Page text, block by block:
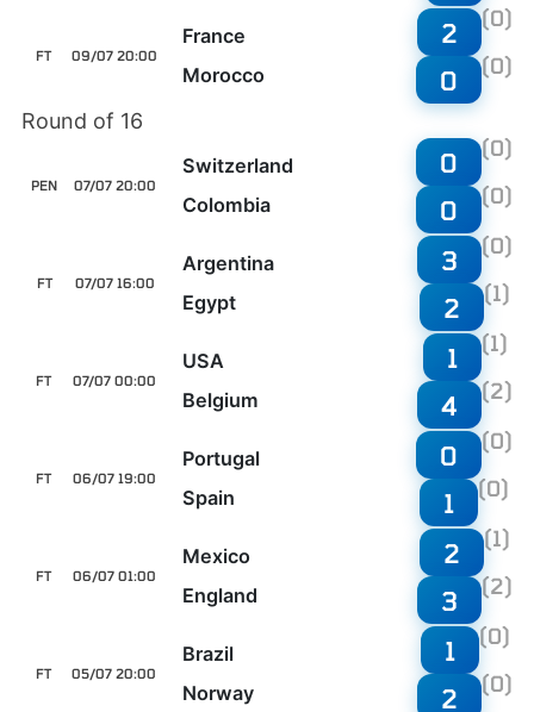
09/07 20:00
FT
France
Morocco
2 (0)
0 (0)
Round of 16
07/07 20:00
PEN
Switzerland
Colombia
0 (0)
0 (0)
07/07 16:00
FT
Argentina
Egypt
3 (0)
2 (1)
07/07 00:00
FT
USA
Belgium
1 (1)
4 (2)
06/07 19:00
FT
Portugal
Spain
0 (0)
1 (0)
06/07 01:00
FT
Mexico
England
2 (1)
3 (2)
05/07 20:00
FT
Brazil
Norway
1 (0)
2 (0)